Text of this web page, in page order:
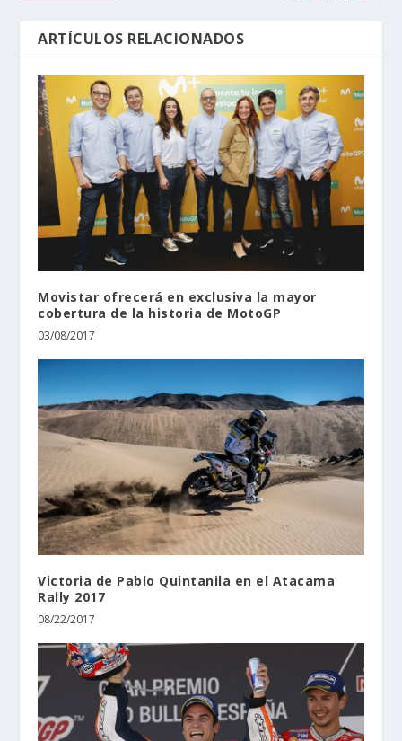
ARTÍCULOS RELACIONADOS
Movistar ofrecerá en exclusiva la mayor
cobertura de la historia de MotoGP
03/08/2017
Victoria de Pablo Quintanila en el Atacama
Rally 2017
08/22/2017